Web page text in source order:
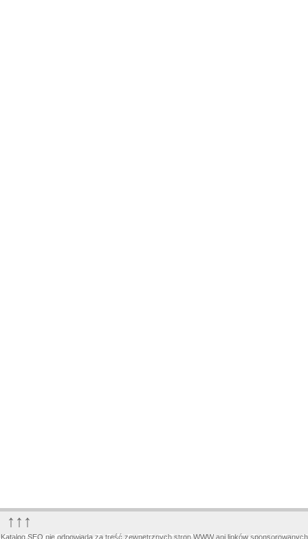
↑↑↑
Katalog SEO nie odpowiada za treść zewnętrznych stron WWW ani linków sponsorowanych